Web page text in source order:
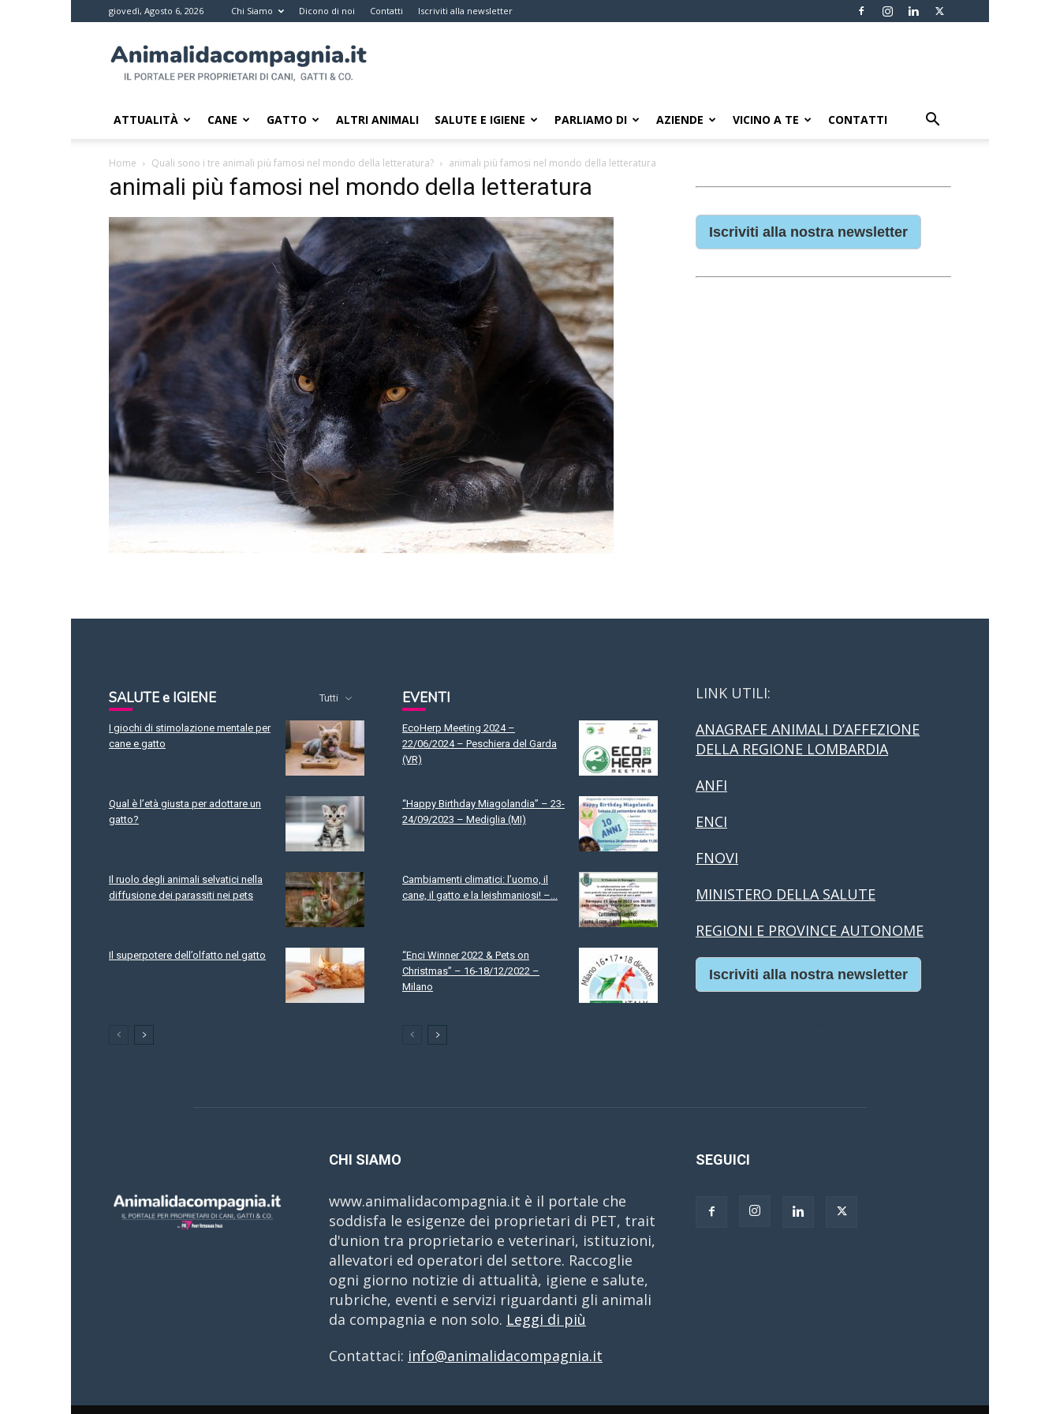
giovedì, Agosto 6, 2026 Chi Siamo Dicono di noi Contatti Iscriviti alla newsletter
da
compagnia
Il
i
proprietari
di
ATTUALITÀ CANE GATTO ALTRI ANIMALI SALUTE E IGIENE PARLIAMO DI AZIENDE VICINO A TE CONTATTI
Home Quali sono i tre animali più famosi nel mondo della letteratura? animali più famosi nel mondo della letteratura
animali più famosi nel mondo della letteratura
Iscriviti alla nostra newsletter
SALUTE e IGIENE Tutti
I giochi di stimolazione mentale per
cane e gatto
Qual è l’età giusta per adottare un
gatto?
Il ruolo degli animali selvatici nella
diffusione dei parassiti nei pets
Il superpotere dell’olfatto nel gatto
EVENTI
EcoHerp Meeting 2024 –
22/06/2024 – Peschiera del Garda
(VR)
“Happy Birthday Miagolandia” – 23-
24/09/2023 – Mediglia (MI)
Cambiamenti climatici: l’uomo, il
cane, il gatto e la leishmaniosi! –...
“Enci Winner 2022 & Pets on
Christmas” – 16-18/12/2022 –
Milano
LINK UTILI:
ANAGRAFE ANIMALI D’AFFEZIONE
DELLA REGIONE LOMBARDIA
ANFI
ENCI
FNOVI
MINISTERO DELLA SALUTE
REGIONI E PROVINCE AUTONOME
Iscriviti alla nostra newsletter
CHI SIAMO
www.animalidacompagnia.it è il portale che
soddisfa le esigenze dei proprietari di PET, trait
d'union tra proprietario e veterinari, istituzioni,
allevatori ed operatori del settore. Raccoglie
ogni giorno notizie di attualità, igiene e salute,
rubriche, eventi e servizi riguardanti gli animali
da compagnia e non solo. Leggi di più
Contattaci: info@animalidacompagnia.it
SEGUICI